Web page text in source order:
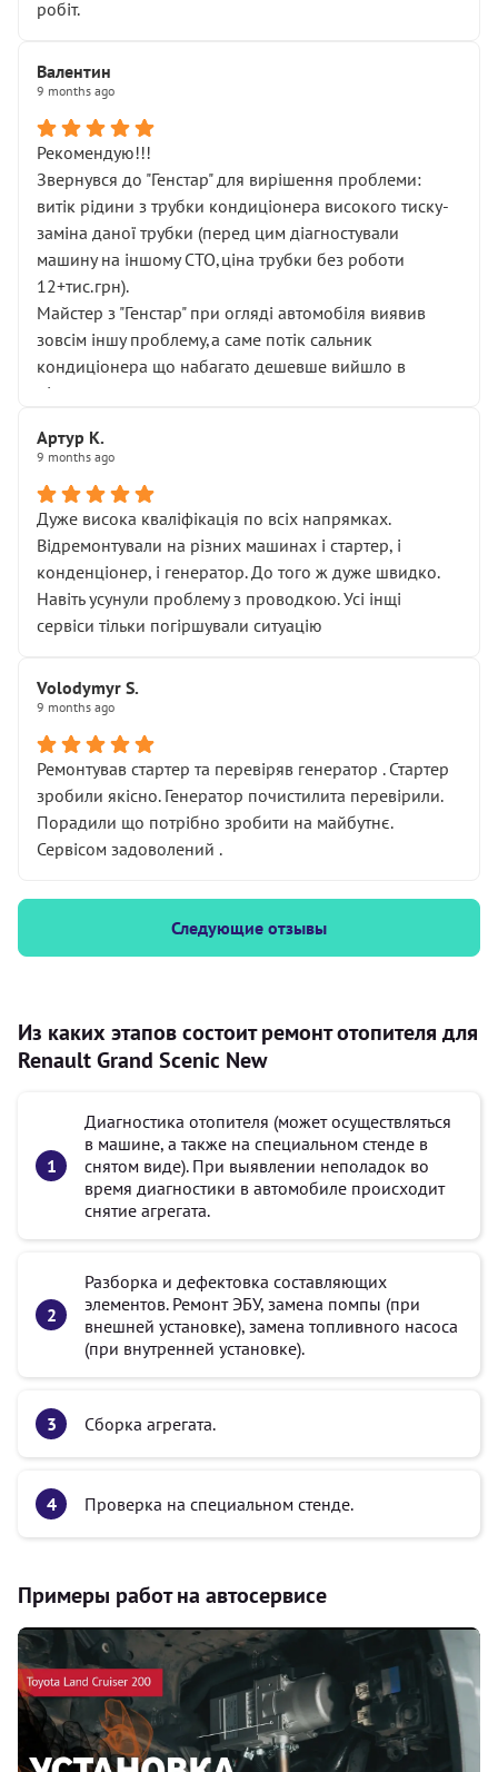
робіт.
Валентин
9 months ago
Рекомендую!!!
Звернувся до "Генстар" для вирішення проблеми:
витік рідини з трубки кондиціонера високого тиску-
заміна даної трубки (перед цим діагностували
машину на іншому СТО,ціна трубки без роботи
12+тис.грн).
Майстер з "Генстар" при огляді автомобіля виявив
зовсім іншу проблему,а саме потік сальник
кондиціонера що набагато дешевше вийшло в
підсумку.
Артур К.
9 months ago
Дуже висока кваліфікація по всіх напрямках.
Відремонтували на різних машинах і стартер, і
конденціонер, і генератор. До того ж дуже швидко.
Навіть усунули проблему з проводкою. Усі інщі
сервіси тільки погіршували ситуацію
Volodymyr S.
9 months ago
Ремонтував стартер та перевіряв генератор . Стартер
зробили якісно. Генератор почистилита перевірили.
Порадили що потрібно зробити на майбутнє.
Сервісом задоволений .
Следующие отзывы
Из каких этапов состоит ремонт отопителя для
Renault Grand Scenic New
Диагностика отопителя (может осуществляться
в машине, а также на специальном стенде в
снятом виде). При выявлении неполадок во
время диагностики в автомобиле происходит
снятие агрегата.
Разборка и дефектовка составляющих
элементов. Ремонт ЭБУ, замена помпы (при
внешней установке), замена топливного насоса
(при внутренней установке).
Сборка агрегата.
Проверка на специальном стенде.
Примеры работ на автосервисе